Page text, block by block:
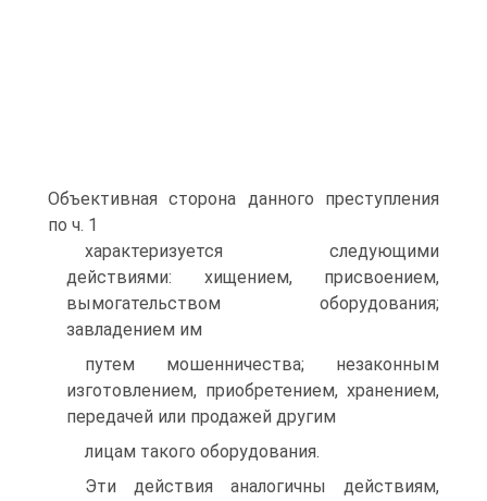
Объективная сторона данного преступления
по ч. 1
характеризуется следующими
действиями: хищением, присвоением,
вымогательством оборудования;
завладением им
путем мошенничества; незаконным
изготовлением, приобретением, хранением,
передачей или продажей другим
лицам такого оборудования.
Эти действия аналогичны действиям,